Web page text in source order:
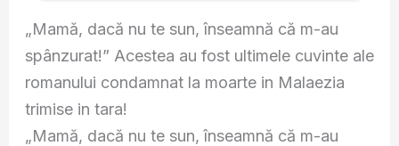
„Mamă, dacă nu te sun, înseamnă că m-au
spânzurat!” Acestea au fost ultimele cuvinte ale
romanului condamnat la moarte in Malaezia
trimise in tara!
„Mamă, dacă nu te sun, înseamnă că m-au